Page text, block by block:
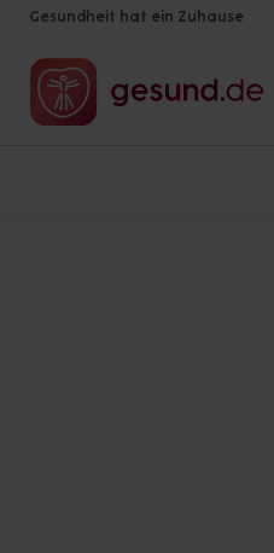
Gesundheit hat ein Zuhause